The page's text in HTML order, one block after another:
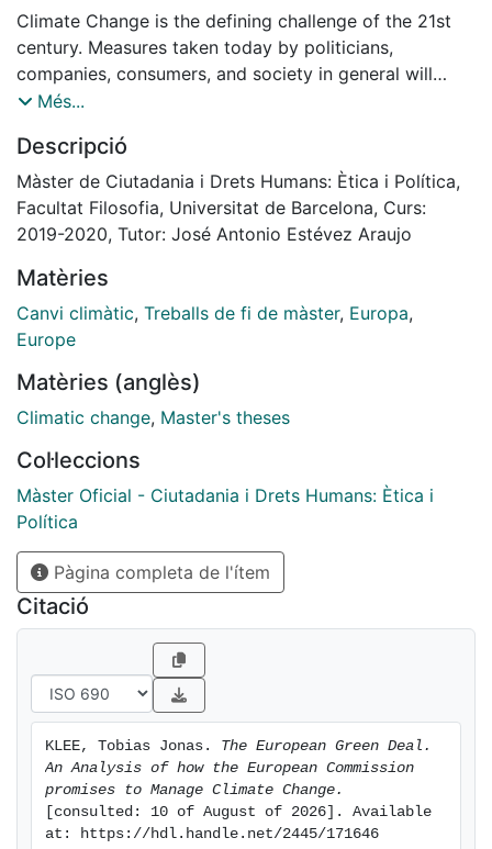
Climate Change is the defining challenge of the 21st
century. Measures taken today by politicians,
companies, consumers, and society in general will
directly influence earth's habitability in the
between GHG emissions, global warming, loss
of biodiversity, human health and well-being are at
risk. While countries of the global north will
proportionally suffer less consequences than those of
still be grave. In recent decades, as a result,
environmental protection gained an increasing
relevance in international treaties, as well as national
Més...
Descripció
Màster de Ciutadania i Drets Humans: Ètica i Política,
Facultat Filosofia, Universitat de Barcelona, Curs:
2019-2020, Tutor: José Antonio Estévez Araujo
Matèries
Canvi climàtic, Treballs de fi de màster, Europa,
Europe
Matèries (anglès)
Climatic change, Master's theses
Col·leccions
Màster Oficial - Ciutadania i Drets Humans: Ètica i
Política
Pàgina completa de l'ítem
Citació
KLEE, Tobias Jonas. The European Green Deal.
An Analysis of how the European Commission
promises to Manage Climate Change.
[consulted: 10 of August of 2026]. Available
at: https://hdl.handle.net/2445/171646